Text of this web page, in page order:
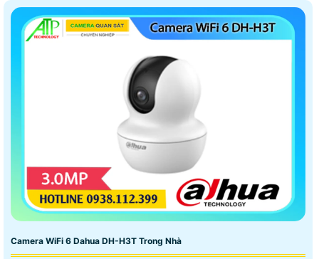
Camera WiFi 6 Dahua DH-H3T Trong Nhà